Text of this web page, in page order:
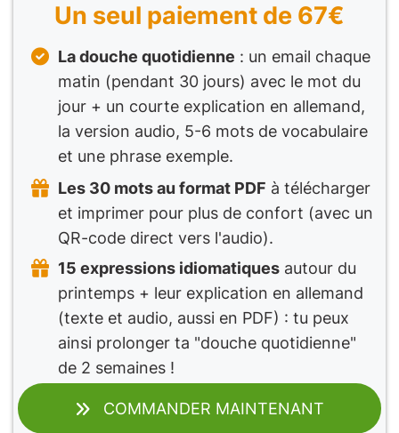
Un seul paiement de 67€
La douche quotidienne : un email chaque
matin (pendant 30 jours) avec le mot du
jour + un courte explication en allemand,
la version audio, 5-6 mots de vocabulaire
et une phrase exemple.
Les 30 mots au format PDF à télécharger
et imprimer pour plus de confort (avec un
QR-code direct vers l'audio).
15 expressions idiomatiques autour du
printemps + leur explication en allemand
(texte et audio, aussi en PDF) : tu peux
ainsi prolonger ta "douche quotidienne"
de 2 semaines !
COMMANDER MAINTENANT